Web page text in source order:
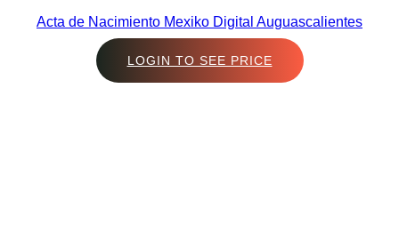
Acta de Nacimiento Mexiko Digital Auguascalientes
LOGIN TO SEE PRICE